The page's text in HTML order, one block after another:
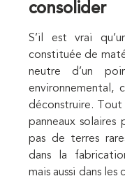
consolider
S’il est vrai
constituée de
neutre d’un
environnemental,
déconstruire. Tout
panneaux
pas de terres
dans la
mais aussi dans